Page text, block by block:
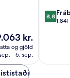
kr.
kr.
og gjöld
- 5. sep.
8.8
af
8,8